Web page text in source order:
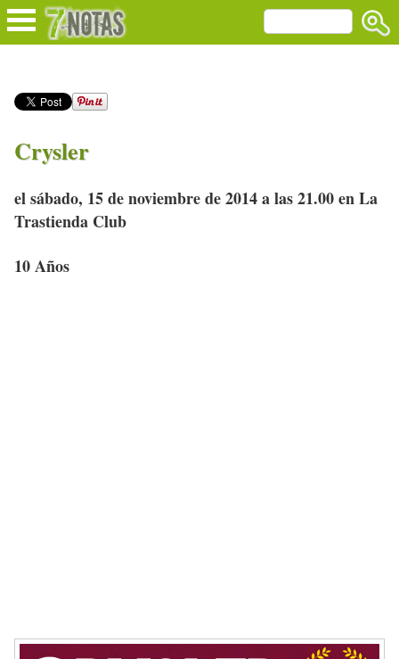
Crysler
el sábado, 15 de noviembre de 2014 a las 21.00 en La
Trastienda Club
10 Años